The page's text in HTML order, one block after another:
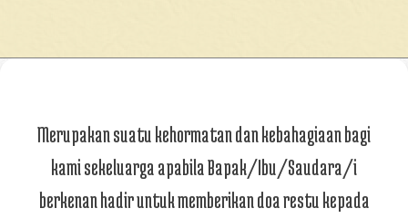
Merupakan suatu kehormatan dan kebahagiaan bagi
kami sekeluarga apabila Bapak/Ibu/Saudara/i
berkenan hadir untuk memberikan doa restu kepada